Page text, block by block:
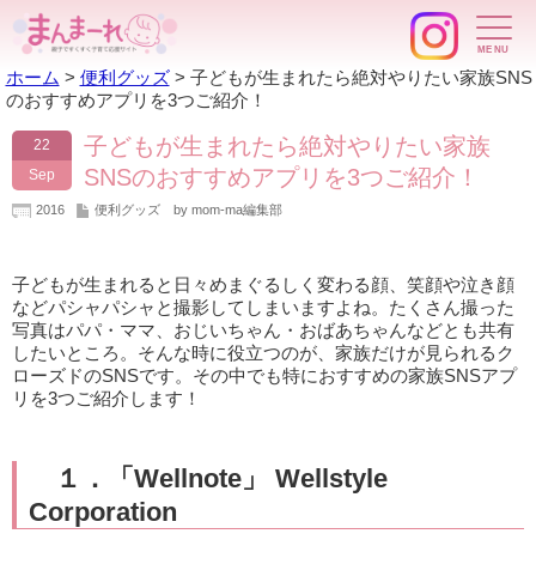
ホーム > 便利グッズ> 子どもが生まれたら絶対やりたい家族SNS
のおすすめアプリを3つご紹介！
22
Sep
子どもが生まれたら絶対やりたい家族
SNSのおすすめアプリを3つご紹介！
2016 便利グッズ by mom-ma編集部
子どもが生まれると日々めまぐるしく変わる顔、笑顔や泣き顔
などパシャパシャと撮影してしまいますよね。たくさん撮った
写真はパパ・ママ、おじいちゃん・おばあちゃんなどとも共有
したいところ。そんな時に役立つのが、家族だけが見られるク
ローズドのSNSです。その中でも特におすすめの家族SNSアプ
リを3つご紹介します！
１．「Wellnote」 Wellstyle
Corporation